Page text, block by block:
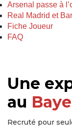
Arsenal passe à
Real Madrid et
Fiche Joueur
FAQ
Une
au
Recruté pour